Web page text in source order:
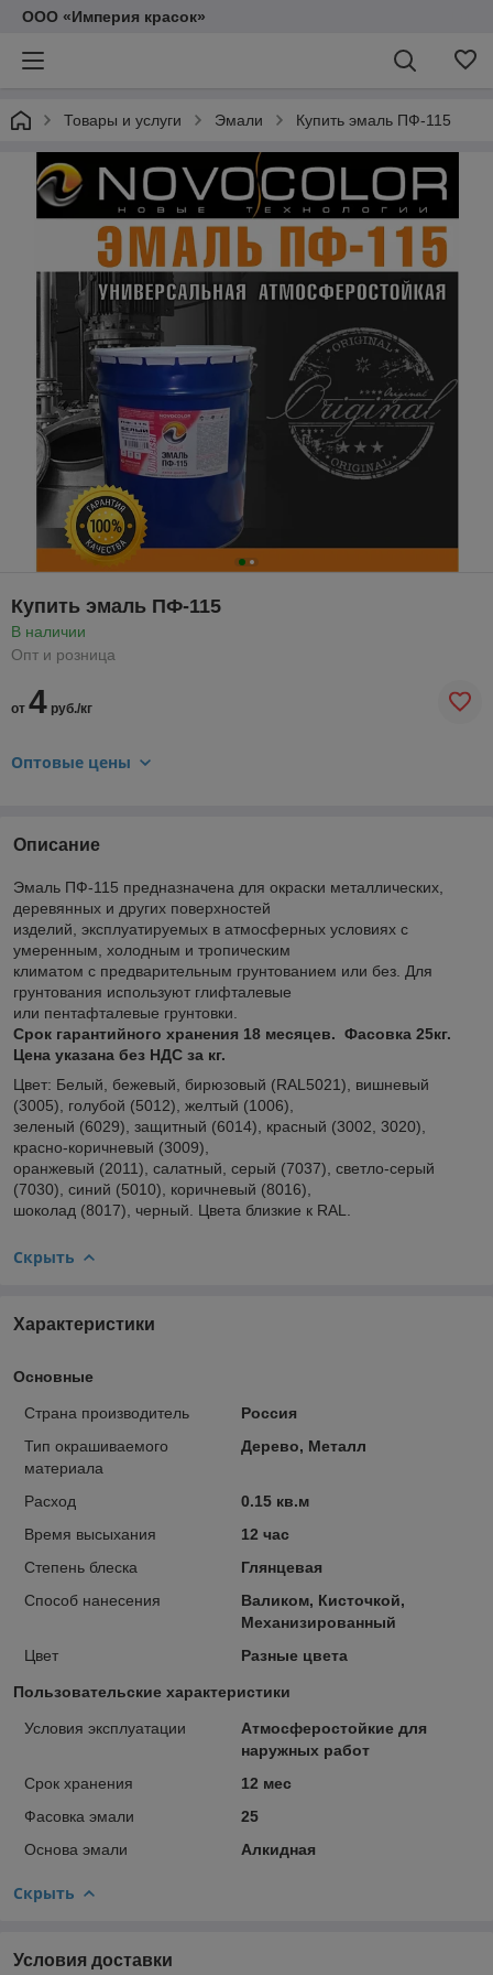
ООО «Империя красок»
Товары и услуги Эмали Купить эмаль ПФ-115
Купить эмаль ПФ-115
В наличии
Опт и розница
от 4 руб./кг
Оптовые цены
Описание
Эмаль ПФ-115 предназначена для окраски металлических,
деревянных и других поверхностей
изделий, эксплуатируемых в атмосферных условиях с
умеренным, холодным и тропическим
климатом с предварительным грунтованием или без. Для
грунтования используют глифталевые
или пентафталевые грунтовки.
Срок гарантийного хранения 18 месяцев. Фасовка 25кг.
Цена указана без НДС за кг.
Цвет: Белый, бежевый, бирюзовый (RAL5021), вишневый
(3005), голубой (5012), желтый (1006),
зеленый (6029), защитный (6014), красный (3002, 3020),
красно-коричневый (3009),
оранжевый (2011), салатный, серый (7037), светло-серый
(7030), синий (5010), коричневый (8016),
шоколад (8017), черный. Цвета близкие к RAL.
Скрыть
Характеристики
Основные
Страна производитель
Россия
Тип окрашиваемого
материала
Дерево, Металл
Расход
0.15 кв.м
Время высыхания
12 час
Степень блеска
Глянцевая
Способ нанесения
Валиком, Кисточкой,
Механизированный
Цвет
Разные цвета
Пользовательские характеристики
Условия эксплуатации
Атмосферостойкие для
наружных работ
Срок хранения
12 мес
Фасовка эмали
25
Основа эмали
Алкидная
Скрыть
Условия доставки